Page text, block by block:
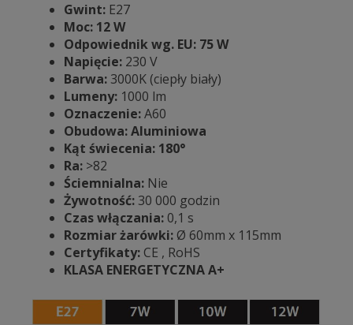
Gwint: E27
Moc: 12 W
Odpowiednik wg. EU: 75 W
Napięcie: 230 V
Barwa: 3000K (ciepły biały)
Lumeny: 1000 lm
Oznaczenie:A60
Obudowa: Aluminiowa
Kąt świecenia: 180°
Ra: >82
Ściemnialna: Nie
Żywotność: 30 000 godzin
Czas włączania: 0,1 s
Rozmiar żarówki: Ø 60mm x 115mm
Certyfikaty: CE , RoHS
KLASA ENERGETYCZNA A+